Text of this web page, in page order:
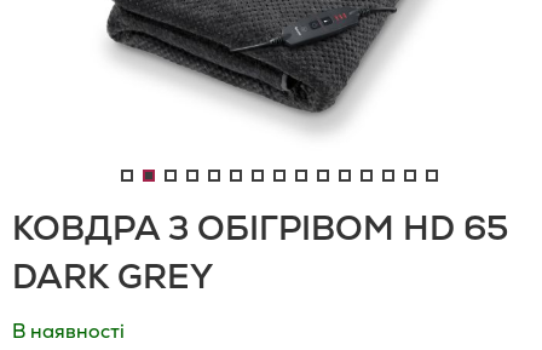
КОВДРА З ОБІГРІВОМ HD 65
DARK GREY
В наявності